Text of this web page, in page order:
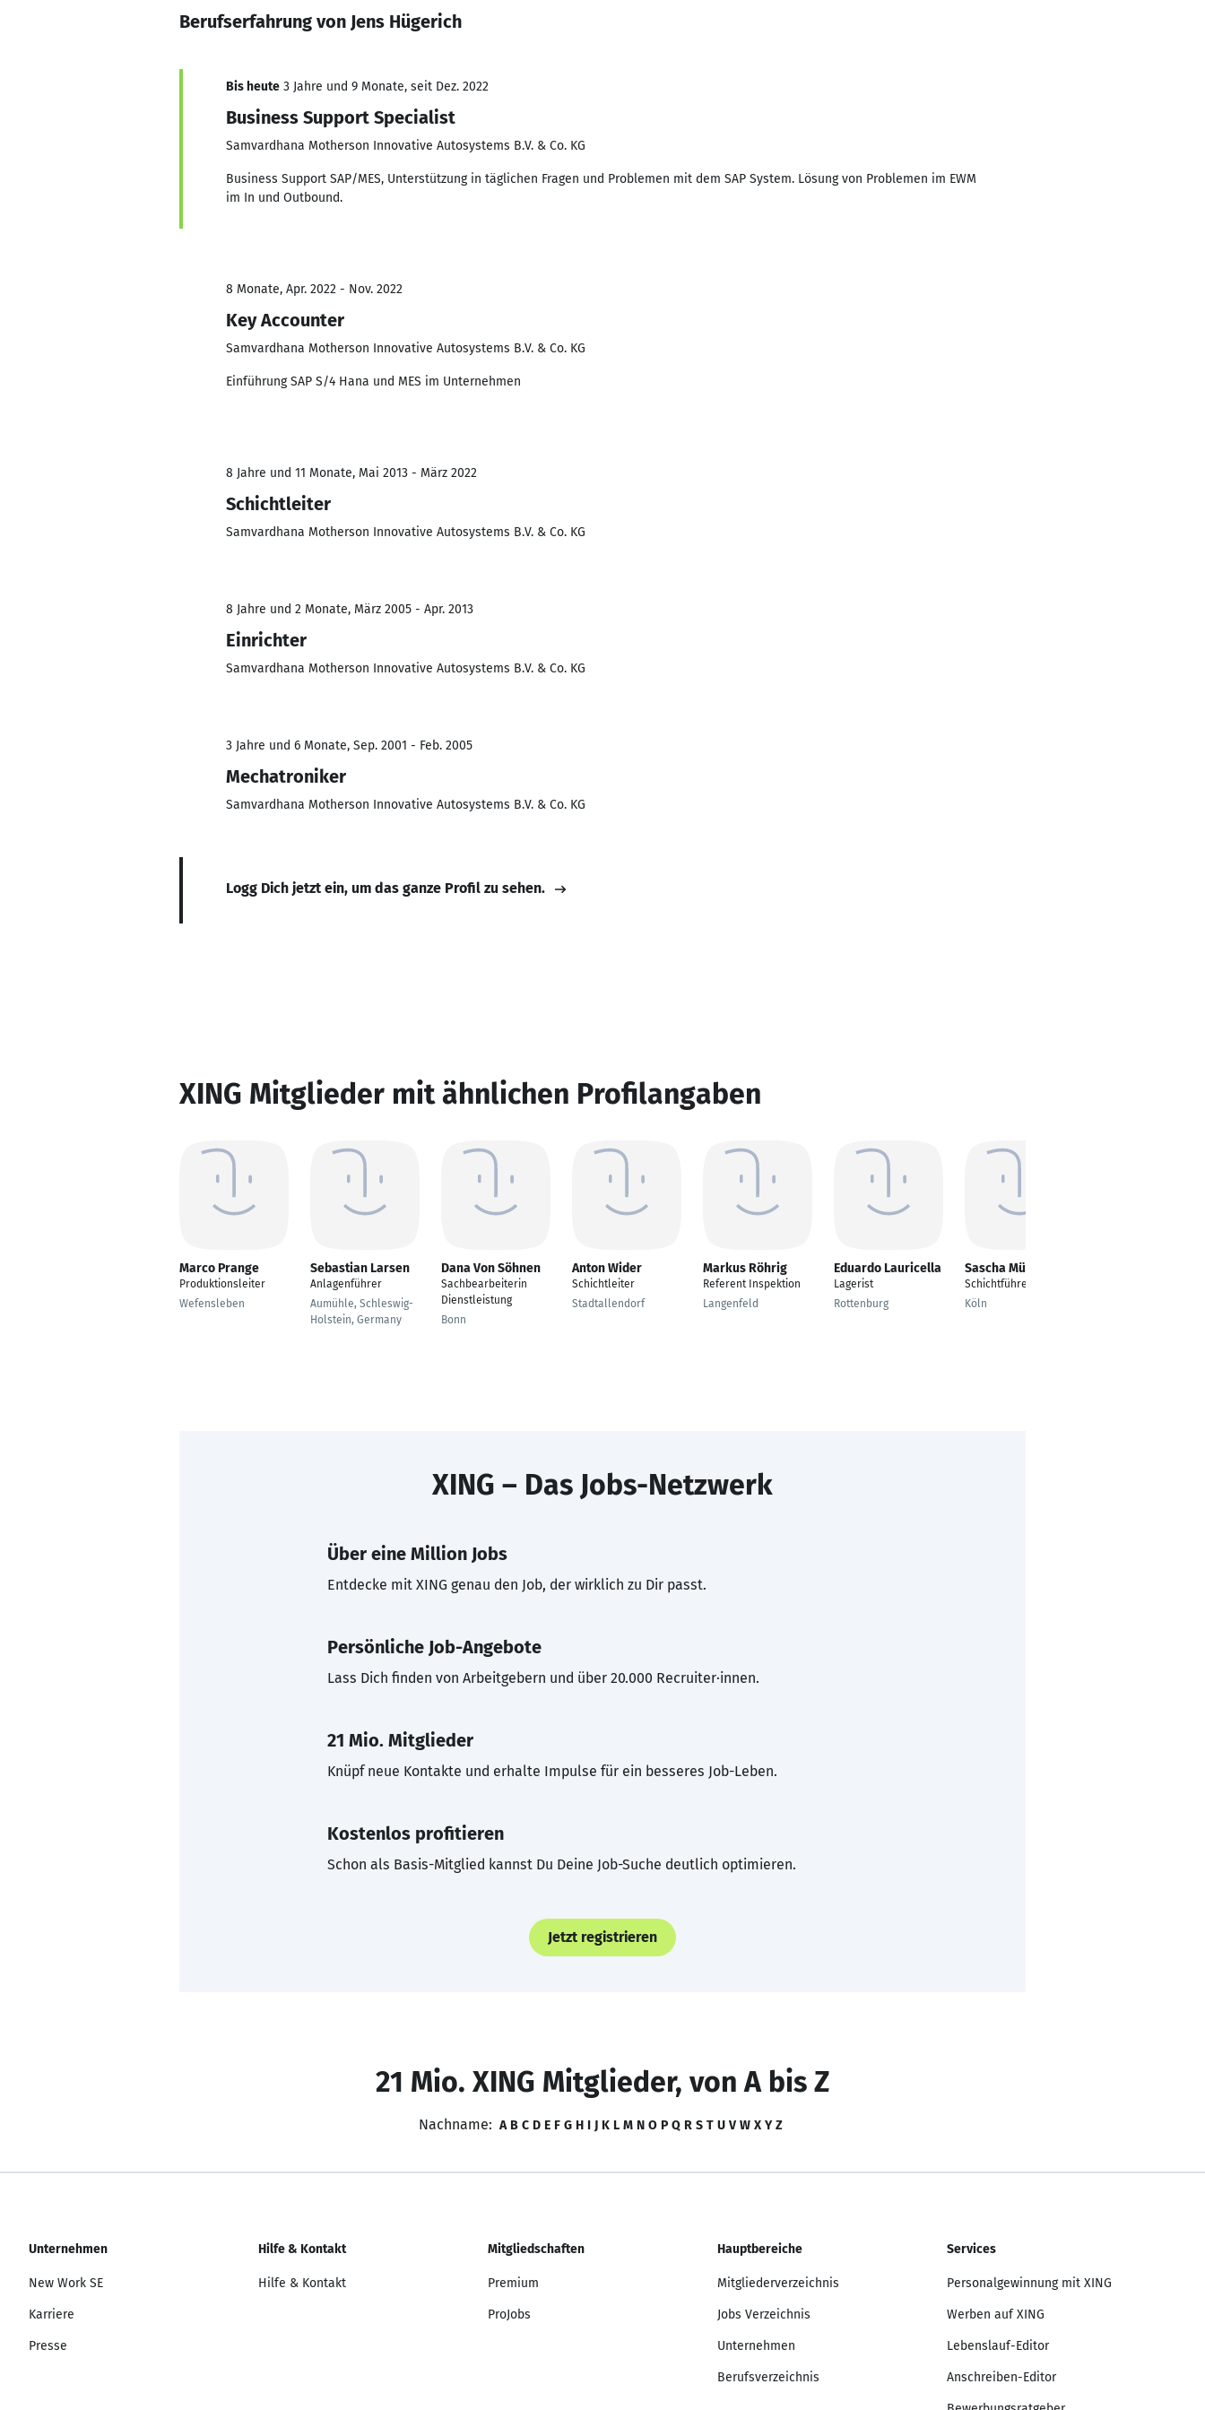
Berufserfahrung von Jens Hügerich
Bis heute 3 Jahre und 9 Monate, seit Dez. 2022
Business Support Specialist
Samvardhana Motherson Innovative Autosystems B.V. & Co. KG
Business Support SAP/MES, Unterstützung in täglichen Fragen und Problemen mit dem SAP System. Lösung von Problemen im EWM
im In und Outbound.
8 Monate, Apr. 2022 - Nov. 2022
Key Accounter
Samvardhana Motherson Innovative Autosystems B.V. & Co. KG
Einführung SAP S/4 Hana und MES im Unternehmen
8 Jahre und 11 Monate, Mai 2013 - März 2022
Schichtleiter
Samvardhana Motherson Innovative Autosystems B.V. & Co. KG
8 Jahre und 2 Monate, März 2005 - Apr. 2013
Einrichter
Samvardhana Motherson Innovative Autosystems B.V. & Co. KG
3 Jahre und 6 Monate, Sep. 2001 - Feb. 2005
Mechatroniker
Samvardhana Motherson Innovative Autosystems B.V. & Co. KG
Logg Dich jetzt ein, um das ganze Profil zu sehen.
XING Mitglieder mit ähnlichen Profilangaben
Marco Prange
Produktionsleiter
Wefensleben
Sebastian Larsen
Anlagenführer
Aumühle, Schleswig-
Holstein, Germany
Dana Von Söhnen
Sachbearbeiterin
Dienstleistung
Bonn
Anton Wider
Schichtleiter
Stadtallendorf
Markus Röhrig
Referent Inspektion
Langenfeld
Eduardo Lauricella
Lagerist
Rottenburg
Sascha Müller
Schichtführer
Köln
XING – Das Jobs-Netzwerk
Über eine Million Jobs
Entdecke mit XING genau den Job, der wirklich zu Dir passt.
Persönliche Job-Angebote
Lass Dich finden von Arbeitgebern und über 20.000 Recruiter·innen.
21 Mio. Mitglieder
Knüpf neue Kontakte und erhalte Impulse für ein besseres Job-Leben.
Kostenlos profitieren
Schon als Basis-Mitglied kannst Du Deine Job-Suche deutlich optimieren.
Jetzt registrieren
21 Mio. XING Mitglieder, von A bis Z
Nachname: A B C D E F G H I J K L M N O P Q R S T U V W X Y Z
Unternehmen
New Work SE
Karriere
Presse
Hilfe & Kontakt
Hilfe & Kontakt
Mitgliedschaften
Premium
ProJobs
Hauptbereiche
Mitgliederverzeichnis
Jobs Verzeichnis
Unternehmen
Berufsverzeichnis
Services
Personalgewinnung mit XING
Werben auf XING
Lebenslauf-Editor
Anschreiben-Editor